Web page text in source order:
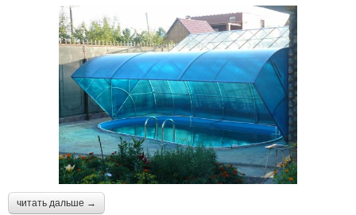
читать дальше →